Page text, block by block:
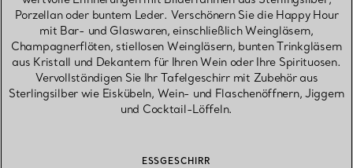
Porzellan oder buntem Leder. Verschönern Sie die Happy Hour
mit Bar- und Glaswaren, einschließlich Weingläsern,
Champagnerflöten, stiellosen Weingläsern, bunten Trinkgläsern
aus Kristall und Dekantern für Ihren Wein oder Ihre Spirituosen.
Vervollständigen Sie Ihr Tafelgeschirr mit Zubehör aus
Sterlingsilber wie Eiskübeln, Wein- und Flaschenöffnern, Jiggern
und Cocktail-Löffeln.
ESSGESCHIRR